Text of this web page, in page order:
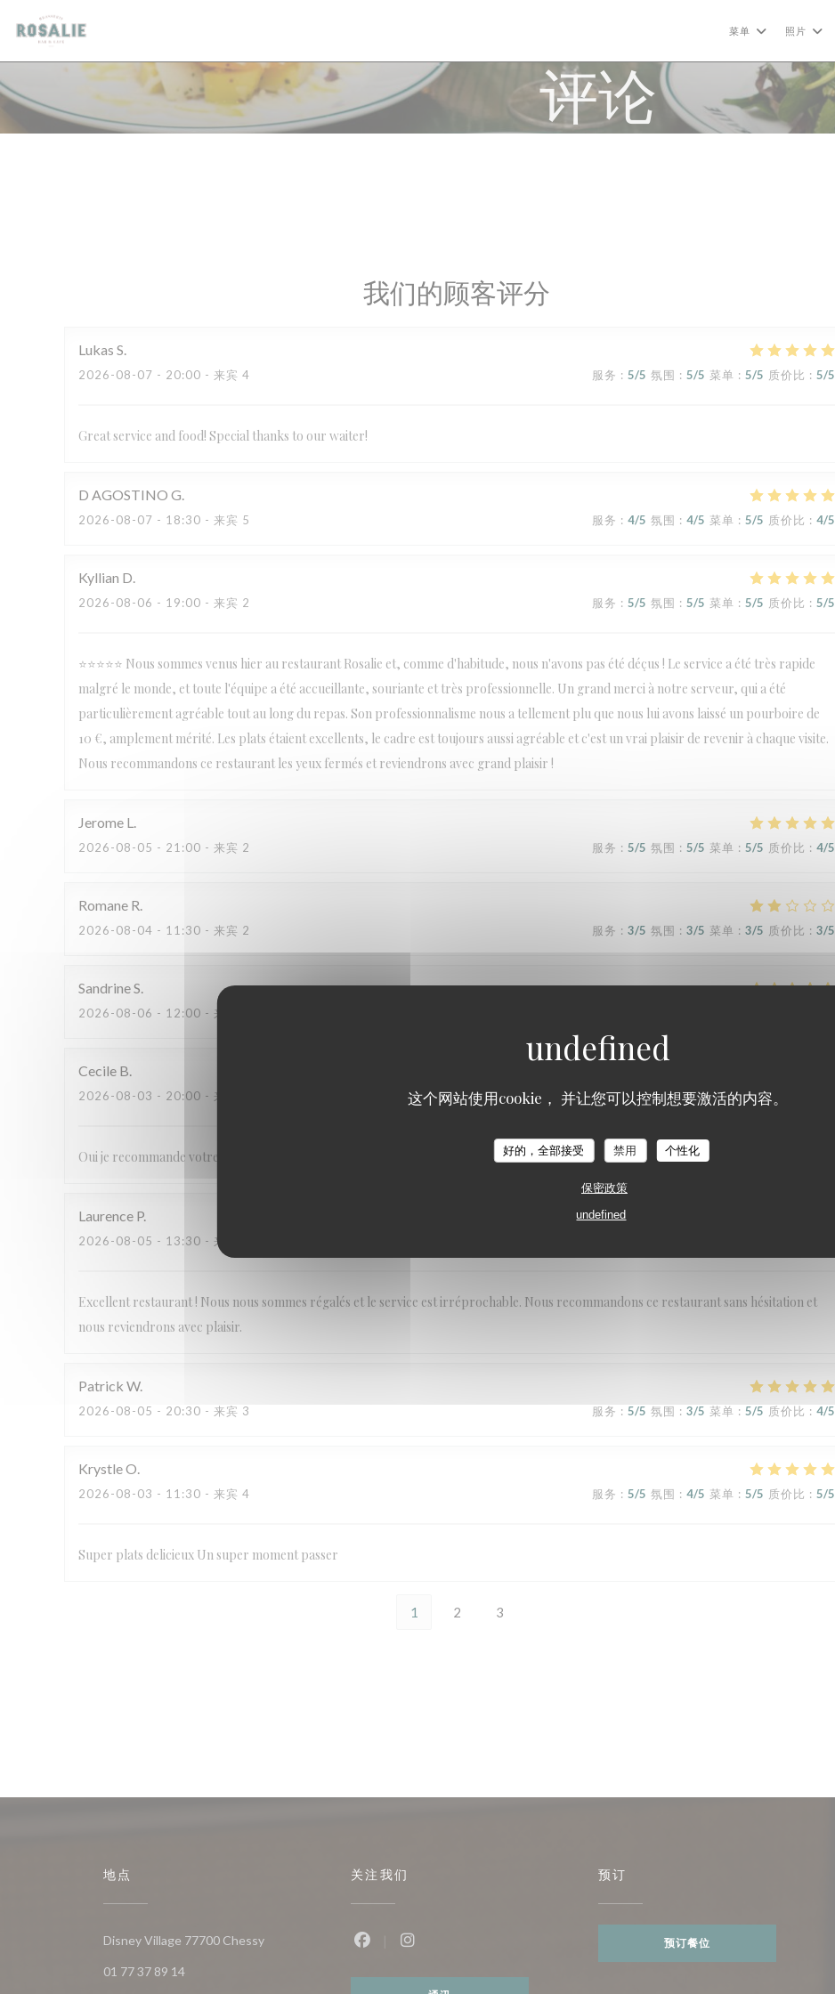
Cookie管理面板
这个网站使用cookie， 并让您可以控制想要激活的内容。
好的，全部接受 禁用 个性化
保密政策
undefined
菜单 照片
评论
我们的顾客评分
Lukas S
2026-08-07 - 20:00 - 来宾 4 服务 : 5/5 氛围 : 5/5 菜单 : 5/5 质价比 : 5/5
Great service and food! Special thanks to our waiter!
D AGOSTINO G
2026-08-07 - 18:30 - 来宾 5 服务 : 4/5 氛围 : 4/5 菜单 : 5/5 质价比 : 4/5
Kyllian D
2026-08-06 - 19:00 - 来宾 2 服务 : 5/5 氛围 : 5/5 菜单 : 5/5 质价比 : 5/5
⭐⭐⭐⭐⭐ Nous sommes venus hier au restaurant Rosalie et, comme d'habitude, nous n'avons pas été déçus ! Le service a été très rapide
malgré le monde, et toute l'équipe a été accueillante, souriante et très professionnelle. Un grand merci à notre serveur, qui a été
particulièrement agréable tout au long du repas. Son professionnalisme nous a tellement plu que nous lui avons laissé un pourboire de
10 €, amplement mérité. Les plats étaient excellents, le cadre est toujours aussi agréable et c'est un vrai plaisir de revenir à chaque visite.
Nous recommandons ce restaurant les yeux fermés et reviendrons avec grand plaisir !
Jerome L
2026-08-05 - 21:00 - 来宾 2 服务 : 5/5 氛围 : 5/5 菜单 : 5/5 质价比 : 4/5
Romane R
2026-08-04 - 11:30 - 来宾 2 服务 : 3/5 氛围 : 3/5 菜单 : 3/5 质价比 : 3/5
SandrineS
2026-08-06 - 12:00 - 来宾 2
Cecile B
2026-08-03 - 20:00 - 来宾 12 服务: 5/5 氛围: 4/5 菜单: 4/5 质价比
Oui je recommande votre établissement, professionnalisme, cadre agréable, la carte est agréable en choix et les serveurs très parisiens.
Laurence P
2026-08-05 - 13:30 - 来宾 2
Excellent restaurant ! Nous nous sommes régalés et le service est irréprochable. Nous recommandons ce restaurant sans hésitation et
nous reviendrons avec plaisir.
Patrick W
2026-08-05 - 20:30 - 来宾 3 服务 : 5/5 氛围 : 3/5 菜单 : 5/5 质价比 : 4/5
KrystleO
2026-08-03 - 11:30 - 来宾 4 服务 : 5/5 氛围 : 4/5 菜单 : 5/5 质价比 : 5/5
Super plats delicieux Un super moment passer
1 2 3
地点
Disney Village 77700 Chessy((在新窗口中打开))
01 77 37 89 14
关注我们 预订
预订餐位